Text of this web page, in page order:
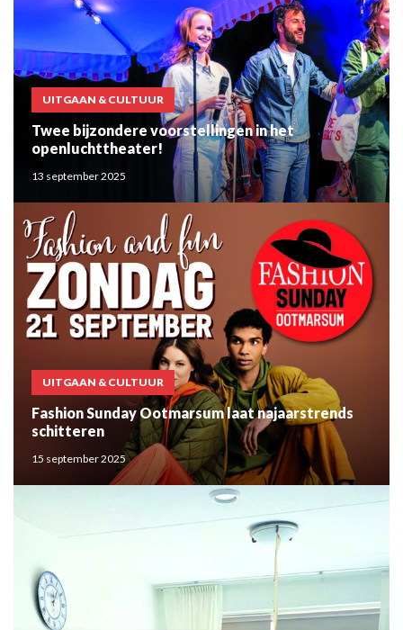
UITGAAN & CULTUUR
Twee bijzondere voorstellingen in het
openluchttheater!
13 september 2025
UITGAAN & CULTUUR
Fashion Sunday Ootmarsum laat najaarstrends
schitteren
15 september 2025